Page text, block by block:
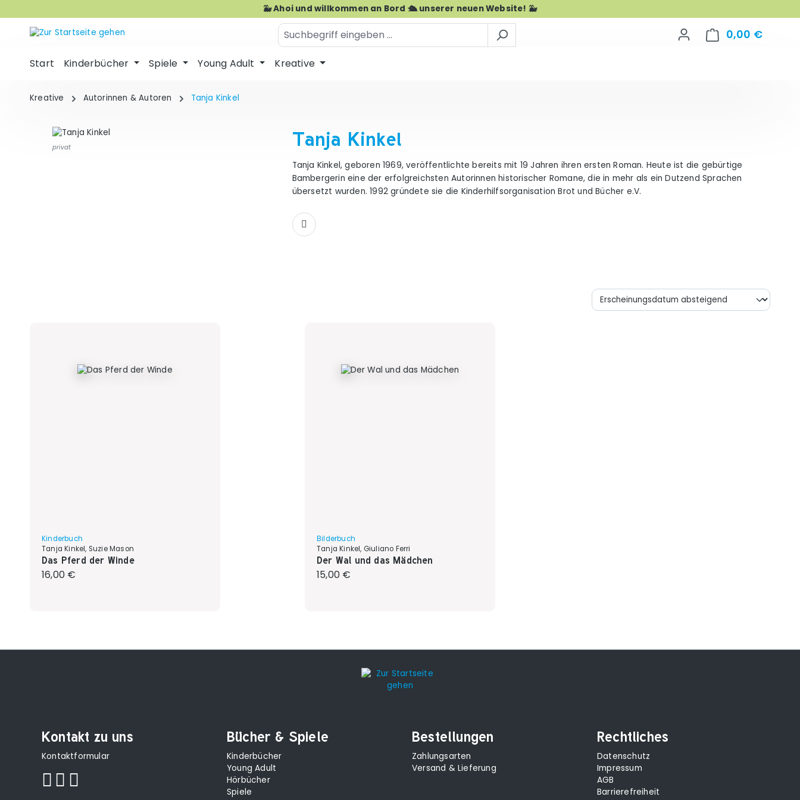
🐳 Ahoi und willkommen an Bord 🛳️ unserer neuen Website! 🐳
0,00 €
Start Kinderbücher Spiele Young Adult Kreative
Kreative Autorinnen & Autoren Tanja Kinkel
privat Tanja Kinkel
Tanja Kinkel, geboren 1969, veröffentlichte bereits mit 19 Jahren ihren ersten Roman. Heute ist die gebürtige
Bambergerin eine der erfolgreichsten Autorinnen historischer Romane, die in mehr als ein Dutzend Sprachen
übersetzt wurden. 1992 gründete sie die Kinderhilfsorganisation Brot und Bücher e.V.
Kinderbuch
Tanja Kinkel, Suzie Mason
Das Pferd der Winde
Regulärer Preis:
16,00 €
Bilderbuch
Tanja Kinkel, Giuliano Ferri
Der Wal und das Mädchen
Regulärer Preis:
15,00 €
Kontakt zu uns
Kontaktformular
Bücher & Spiele
Kinderbücher
Young Adult
Hörbücher
Spiele
Bestellungen
Zahlungsarten
Versand & Lieferung
Rechtliches
Datenschutz
Impressum
AGB
Barrierefreiheit